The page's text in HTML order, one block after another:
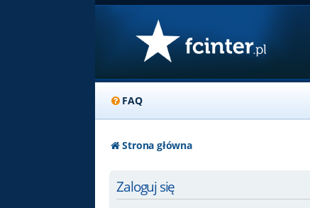
FAQ
Strona główna
Zaloguj się